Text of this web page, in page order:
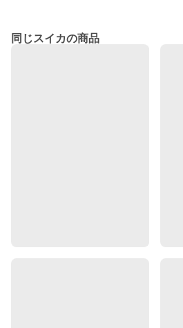
同じスイカの商品